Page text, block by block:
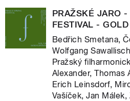
PRAŽSKÉ JARO
FESTIVAL -
Bedřich Smetana,
Wolfgang
Pražský
Alexander, Thomas
Erich Leinsdorf,
Vašíček, Jan